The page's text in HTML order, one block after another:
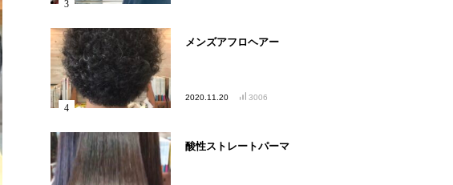
メンズアフロヘアー
2020.11.20 3006
酸性ストレートパーマ